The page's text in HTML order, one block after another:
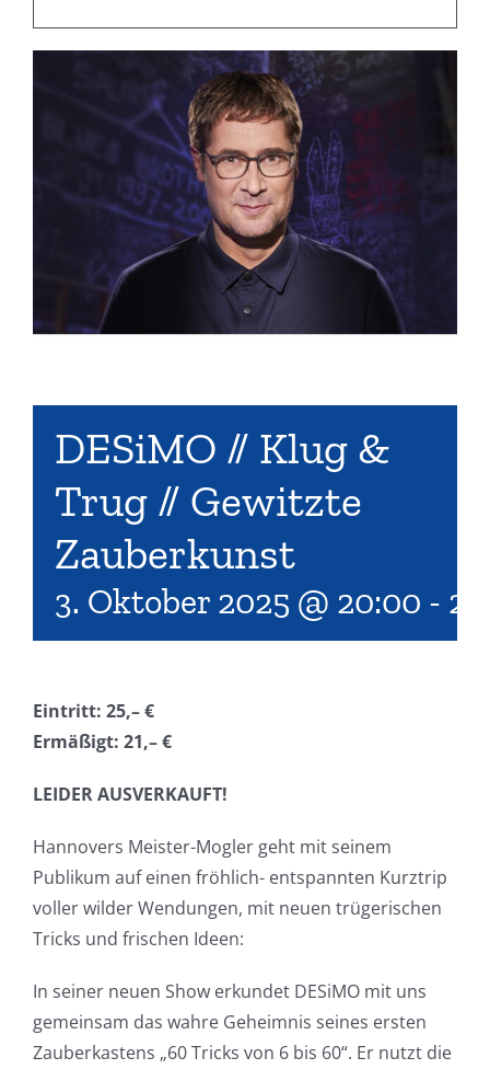
DESiMO // Klug &
Trug // Gewitzte
Zauberkunst
3. Oktober 2025 @ 20:00 -
Eintritt: 25,– €
Ermäßigt: 21,– €
LEIDER AUSVERKAUFT!
Hannovers Meister-Mogler geht mit seinem
Publikum auf einen fröhlich- entspannten Kurztrip
voller wilder Wendungen, mit neuen trügerischen
Tricks und frischen Ideen:
In seiner neuen Show erkundet DESiMO mit uns
gemeinsam das wahre Geheimnis seines ersten
Zauberkastens „60 Tricks von 6 bis 60“. Er nutzt die